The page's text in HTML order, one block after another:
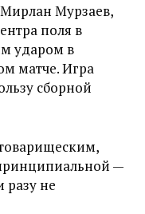
Мурзаев,
поля в
ударом в
матче. Игра
сборной
—
разу не